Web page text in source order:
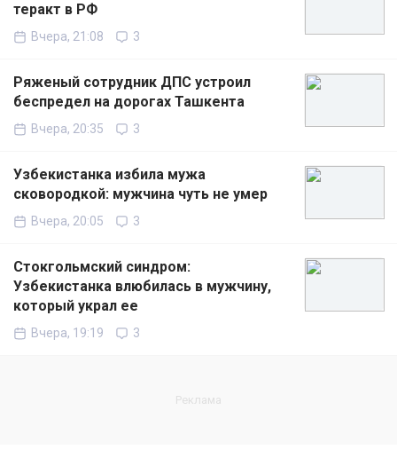
теракт в РФ
Вчера, 21:08 3
Ряженый сотрудник ДПС устроил
беспредел на дорогах Ташкента
Вчера, 20:35 3
Узбекистанка избила мужа
сковородкой: мужчина чуть не умер
Вчера, 20:05 3
Стокгольмский синдром:
Узбекистанка влюбилась в мужчину,
который украл ее
Вчера, 19:19 3